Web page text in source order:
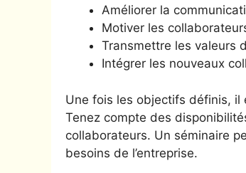
Améliorer la
Motiver les
Transmettre les valeurs
Intégrer les nouveaux
Une fois les objectifs définis, il
Tenez compte des
collaborateurs. Un séminaire
besoins de l’entreprise.